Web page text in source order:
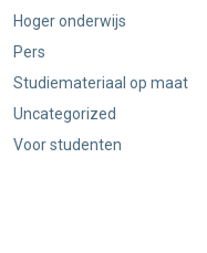
Hoger onderwijs
Pers
Studiemateriaal op maat
Uncategorized
Voor studenten